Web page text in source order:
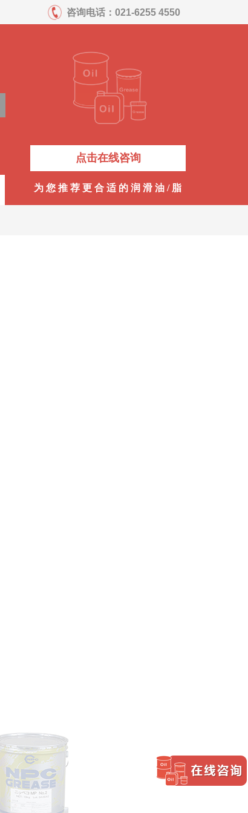
为 您 推 荐 更 合 适 的 润 滑 油 / 脂
点击在线咨询
咨询电话： 021-6255 4550